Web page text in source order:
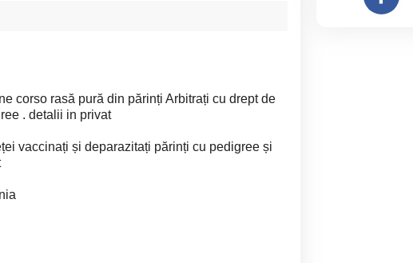
corso rasă pură din părinți Arbitrați cu drept de
. detalii in privat
vaccinați și deparazitați părinți cu pedigree și